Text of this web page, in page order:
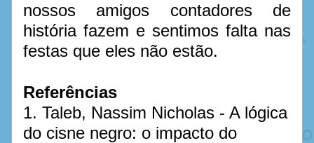
nossos amigos contadores de
história fazem e sentimos falta nas
festas que eles não estão.
Referências
1. Taleb, Nassim Nicholas - A lógica
do cisne negro: o impacto do